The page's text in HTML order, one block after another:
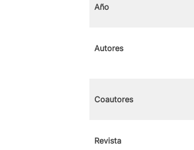
Año
Autores
Coautores
Revista